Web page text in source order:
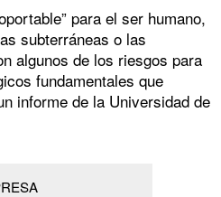
para el ser humano,
subterráneas o las
algunos de los riesgos para
fundamentales que
informe de la Universidad de